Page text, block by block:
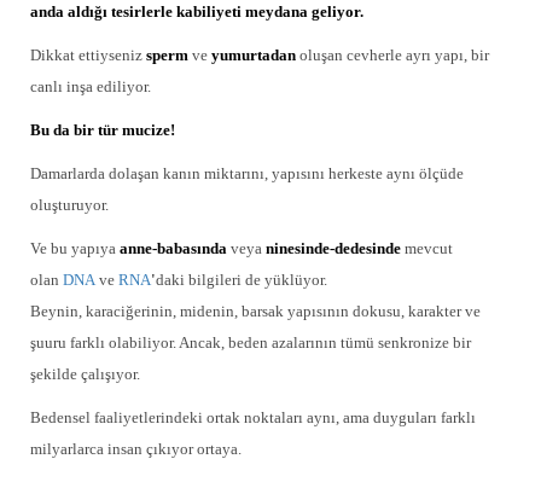
anda aldığı tesirlerle kabiliyeti meydana geliyor.
Dikkat ettiyseniz sperm ve yumurtadan oluşan cevherle ayrı yapı, bir
canlı inşa ediliyor.
Bu da bir tür mucize!
Damarlarda dolaşan kanın miktarını, yapısını herkeste aynı ölçüde
oluşturuyor.
Ve bu yapıya anne-babasında veya ninesinde-dedesinde mevcut
olan DNA ve RNA'daki bilgileri de yüklüyor.
Beynin, karaciğerinin, midenin, barsak yapısının dokusu, karakter ve
şuuru farklı olabiliyor. Ancak, beden azalarının tümü senkronize bir
şekilde çalışıyor.
Bedensel faaliyetlerindeki ortak noktaları aynı, ama duyguları farklı
milyarlarca insan çıkıyor ortaya.